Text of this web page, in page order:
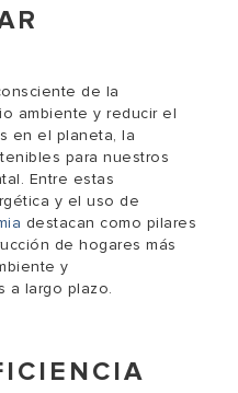
de la
ambiente y reducir el
en el planeta, la
para nuestros
Entre estas
y el uso de
destacan como pilares
de hogares más
y
a largo plazo.